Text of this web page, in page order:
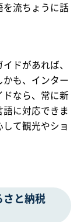
流ちょうに話
ドがあれば、
も、インター
なら、常に新
に対応できま
て観光やショ
さと納税